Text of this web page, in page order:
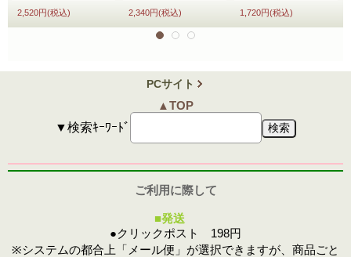
2,520円(税込) 2,340円(税込) 1,720円(税込)
PCサイト
▲TOP
▼検索ｷｰﾜｰﾄﾞ
ご利用に際して
■発送
●クリックポスト 198円
※システムの都合上「メール便」が選択できますが、商品ごと